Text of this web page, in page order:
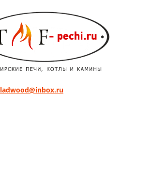
ladwood@inbox.ru